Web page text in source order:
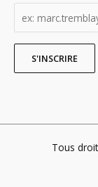
Tous